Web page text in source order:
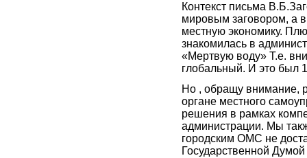
Контекст письма
мировым заговором, а
местную экономику.
знакомилась в
«Мертвую воду» Т.е.
глобальный. И это был
Но , обращу внимание,
органе местного
решения в рамках
администрации. Мы
городским ОМС не
Государственной